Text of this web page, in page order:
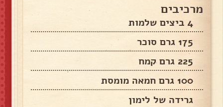
מרכיבים
4 ביצים שלמות
175 גרם סוכר
225 גרם קמח
100 גרם חמאה מומסת
גרידה של לימון